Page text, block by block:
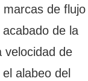
de
de la
velocidad de
alabeo del